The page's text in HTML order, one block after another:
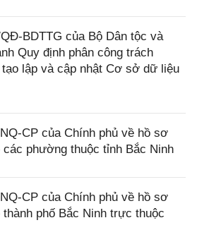
BDTTG của Bộ Dân tộc và
Quy định phân công trách
tạo lập và cập nhật Cơ sở dữ liệu
CP của Chính phủ về hồ sơ
phường thuộc tỉnh Bắc Ninh
CP của Chính phủ về hồ sơ
phố Bắc Ninh trực thuộc